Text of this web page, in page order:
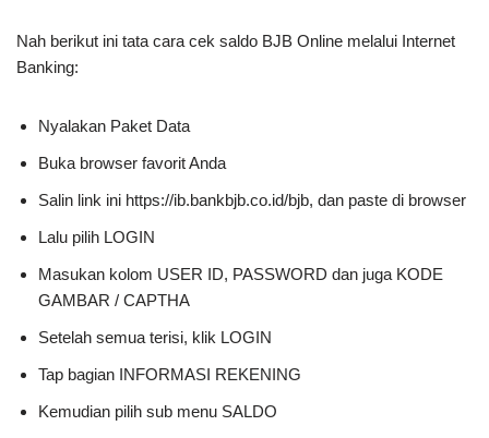
Nah berikut ini tata cara cek saldo BJB Online melalui Internet
Banking:
Nyalakan Paket Data
Buka browser favorit Anda
Salin link ini https://ib.bankbjb.co.id/bjb, dan paste di browser
Lalu pilih LOGIN
Masukan kolom USER ID, PASSWORD dan juga KODE
GAMBAR / CAPTHA
Setelah semua terisi, klik LOGIN
Tap bagian INFORMASI REKENING
Kemudian pilih sub menu SALDO